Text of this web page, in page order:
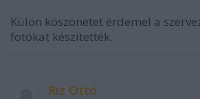
Külön köszönetet érdemel a
fotókat készítették.
Riz Ottó